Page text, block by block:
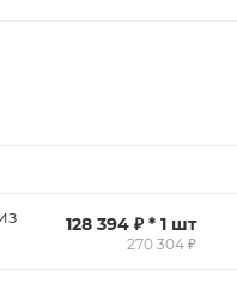
128 394 ₽ * 1 шт
270 304 ₽